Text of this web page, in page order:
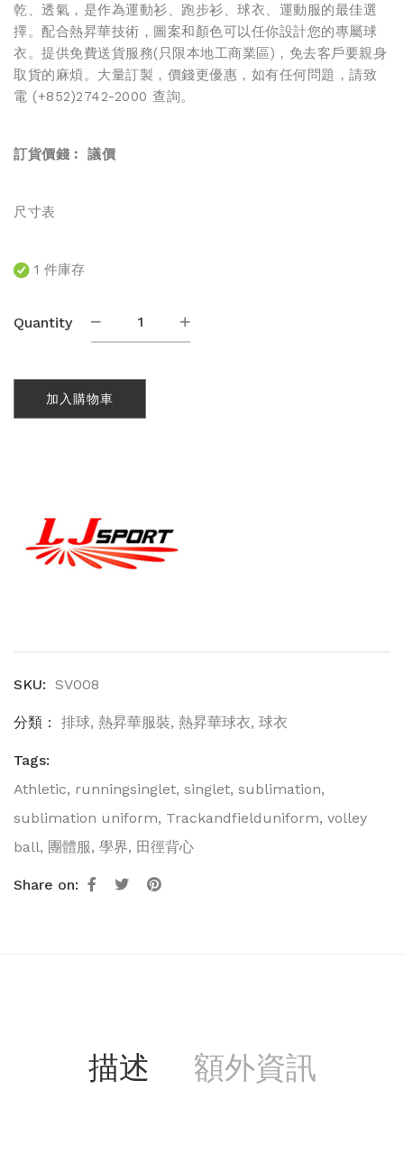
乾、透氣，是作為運動衫、跑步衫、球衣、運動服的最佳選
擇。配合熱昇華技術，圖案和顏色可以任你設計您的專屬球
衣。提供免費送貨服務(只限本地工商業區)，免去客戶要親身
取貨的麻煩。大量訂製，價錢更優惠，如有任何問題，請致
電 (+852)2742-2000 查詢。
訂貨價錢︰ 議價
尺寸表
1 件庫存
Quantity
熱
昇
女
裝
排
數
量
加入購物車
SKU: SV008
分類： 排球, 熱昇華服裝, 熱昇華球衣, 球衣
Tags:
Athletic, runningsinglet, singlet, sublimation,
sublimation uniform, Trackandfielduniform, volley
ball, 團體服, 學界, 田徑背心
Share on:
描述 額外資訊